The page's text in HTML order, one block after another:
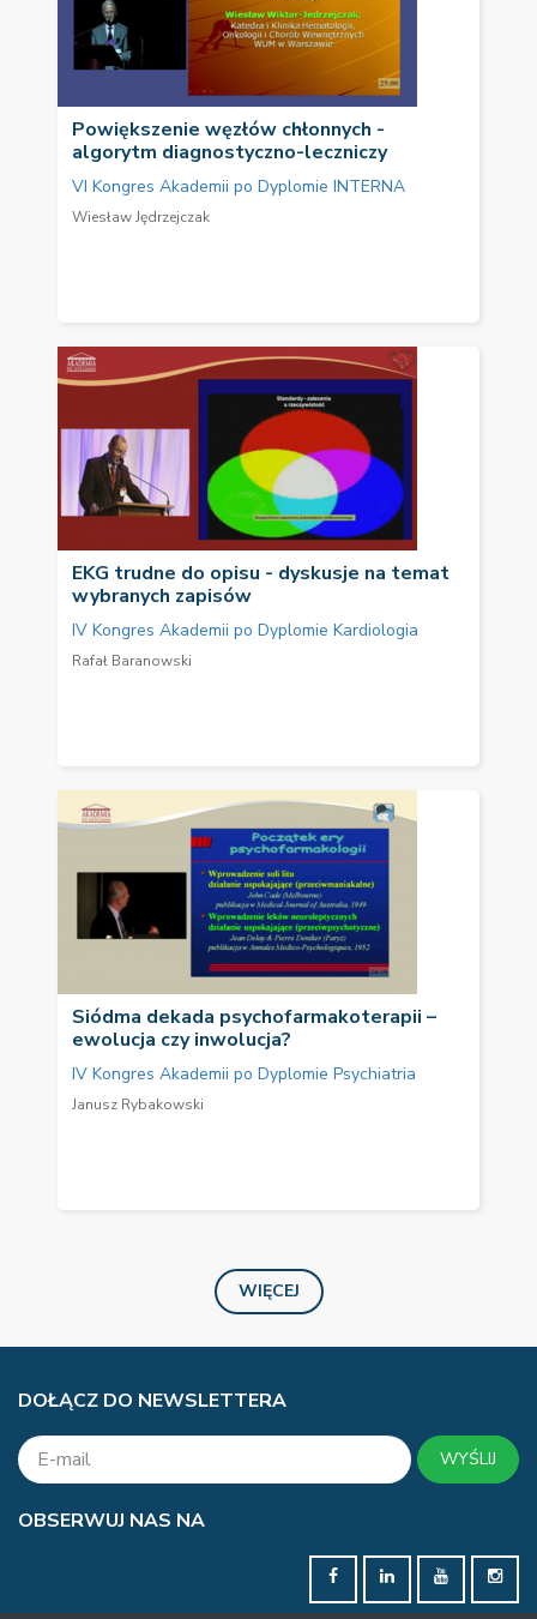
Powiększenie węzłów chłonnych -
algorytm diagnostyczno-leczniczy
VI Kongres Akademii po Dyplomie INTERNA
Wiesław Jędrzejczak
EKG trudne do opisu - dyskusje na temat
wybranych zapisów
IV Kongres Akademii po Dyplomie Kardiologia
Rafał Baranowski
Siódma dekada psychofarmakoterapii –
ewolucja czy inwolucja?
IV Kongres Akademii po Dyplomie Psychiatria
Janusz Rybakowski
WIĘCEJ
DOŁĄCZ DO NEWSLETTERA
WYŚLIJ
OBSERWUJ NAS NA